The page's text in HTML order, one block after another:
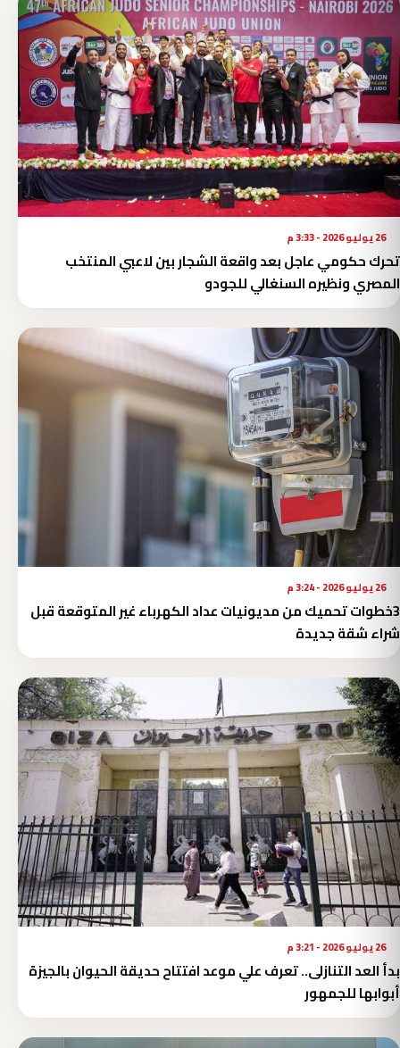
26 يوليو 2026 - 3:33 م
تحرك حكومي عاجل بعد واقعة الشجار بين لاعبي المنتخب
المصري ونظيره السنغالي للجودو
26 يوليو 2026 - 3:24 م
3خطوات تحميك من مديونيات عداد الكهرباء غير المتوقعة قبل
شراء شقة جديدة
26 يوليو 2026 - 3:21 م
بدأ العد التنازلى.. تعرف علي موعد افتتاح حديقة الحيوان بالجيزة
أبوابها للجمهور